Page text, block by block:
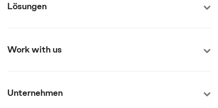
Lösungen
Work with us
Unternehmen